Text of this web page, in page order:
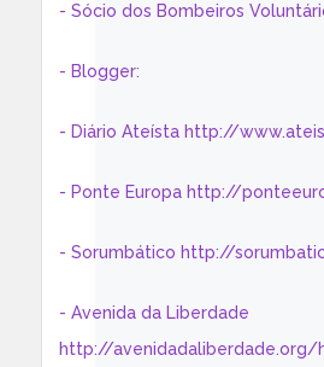
- Sócio dos Bombeiros
- Blogger:
- Diário Ateísta http://
- Ponte Europa http://
- Sorumbático http://
- Avenida da Liberdade
http://avenidadaliberdade.org/